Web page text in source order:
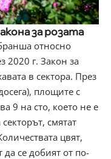
за розата
относно
2020 г. Закон за
в сектора. През
площите с
9 на сто, което не е
смятат
цвят,
се добият от по-